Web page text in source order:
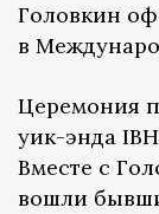
Головкин
в
Церемония
уик-энда
Вместе с
вошли